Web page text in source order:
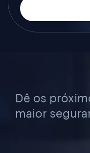
Dê os
maior